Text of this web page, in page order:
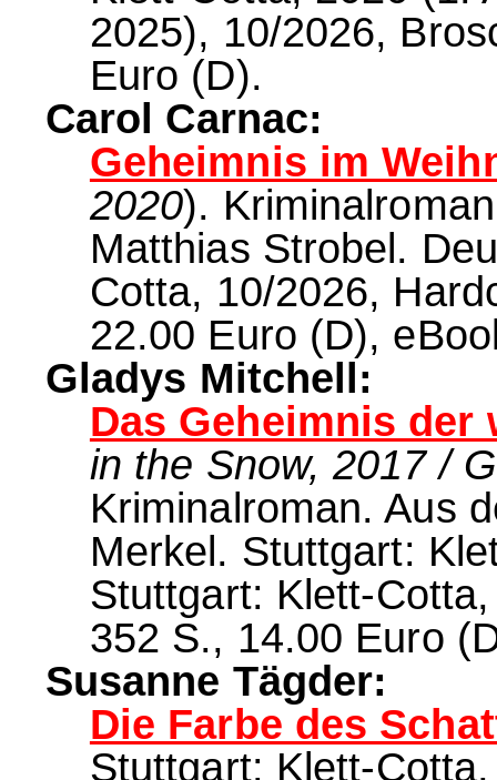
2025), 10/2026,
Euro (D).
Carol Carnac:
Geheimnis im
2020).
Matthias Strobel.
Cotta, 10/2026,
22.00 Euro (D),
Gladys Mitchell:
Das Geheimnis der
in the Snow, 2017 /
Kriminalroman. Aus
Merkel. Stuttgart:
Stuttgart: Klett-
352 S., 14.00 Euro
Susanne Tägder:
Die Farbe des
Stuttgart: Klett-